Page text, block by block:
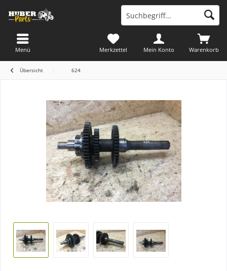
Warenkorb
Merkzettel Mein Konto
Menü
Übersicht 624